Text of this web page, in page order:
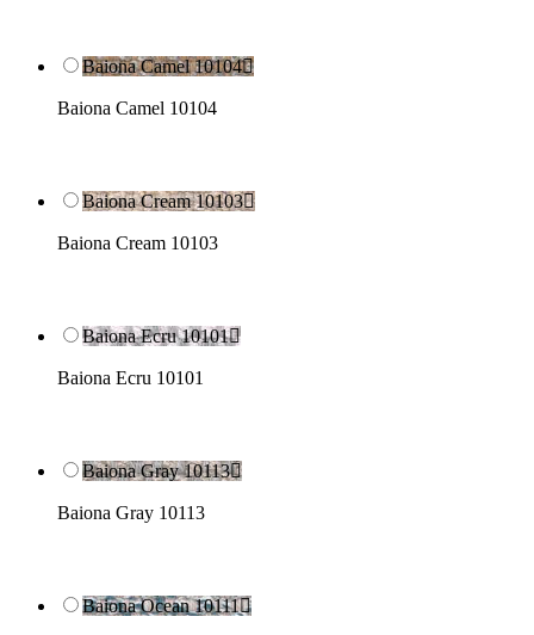
Baiona Camel 10104
Baiona Camel 10104
Baiona Cream 10103
Baiona Cream 10103
Baiona Ecru 10101
Baiona Ecru 10101
Baiona Gray 10113
Baiona Gray 10113
Baiona Ocean 10111